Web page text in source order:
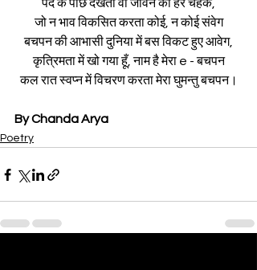
पर्दे के पीछे देखती वो जीवन की हर चहक,
जो न भाव विकसित करता कोई, न कोई संवेग
बचपन की आभासी दुनिया में बस विकट हुए आवेग,
कृत्रिमता में खो गया हूँ, नाम है मेरा e - बचपन
कल रात स्वप्न में विचरण करता मेरा घुमन्तु बचपन।
By Chanda Arya
Poetry